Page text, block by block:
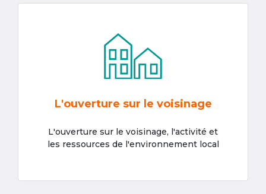
L'ouverture sur le voisinage
L'ouverture sur le voisinage, l'activité et
les ressources de l'environnement local